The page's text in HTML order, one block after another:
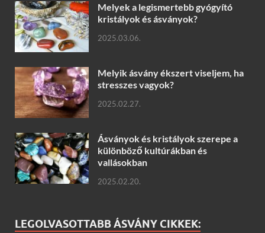
Melyek a legismertebb gyógyító
kristályok és ásványok?
2025.03.06.
Melyik ásvány ékszert viseljem, ha
stresszes vagyok?
2025.02.27.
Ásványok és kristályok szerepe a
különböző kultúrákban és
vallásokban
2025.02.20.
LEGOLVASOTTABB ÁSVÁNY CIKKEK: